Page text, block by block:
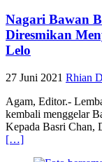
Nagari Bawan
Diresmikan
Lelo
27 Juni 2021 Rhian
Agam, Editor.-
kembali menggelar
Kepada Basri Chan,
[…]